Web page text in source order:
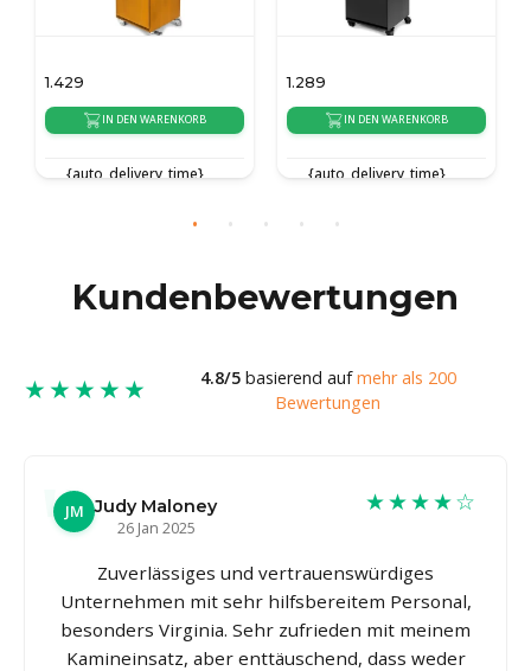
IN DEN WARENKORB
{auto_delivery_time}
IN DEN WARENKORB
{auto_delivery_time}
Kundenbewertungen
★★★★★ 4.8/5basierend aufmehr als 200
Bewertungen
JM Judy Maloney
26 Jan 2025
★★★★☆
Zuverlässiges und vertrauenswürdiges
Unternehmen mit sehr hilfsbereitem Personal,
besonders Virginia. Sehr zufrieden mit meinem
Kamineinsatz, aber enttäuschend, dass weder